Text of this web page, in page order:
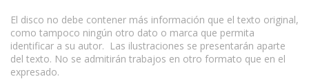
El disco no debe contener más información que el texto original,
como tampoco ningún otro dato o marca que permita
identificar a su autor. Las ilustraciones se presentarán aparte
del texto. No se admitirán trabajos en otro formato que en el
expresado.